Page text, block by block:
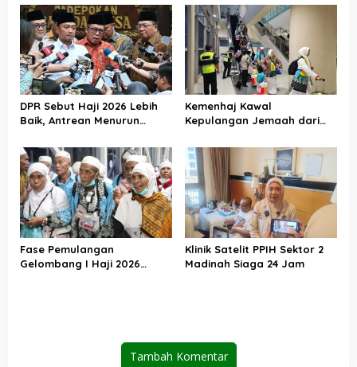
DPR Sebut Haji 2026 Lebih
Baik, Antrean Menurun
Kemenhaj Kawal
Kepulangan Jemaah dari
Akan Didistribusikan di
Tanah Air
Fase Pemulangan
Gelombang I Haji 2026
Klinik Satelit PPIH Sektor 2
Madinah Siaga 24 Jam
Tambah Komentar